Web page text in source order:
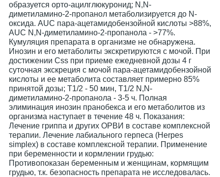
образуется орто-ацилглюкуронид; N,N-
диметиламино-2-пропанол метаболизируется до N-
оксида. AUC пара-ацетамидобензойной кислоты >88%,
AUC N,N-диметиламино-2-пропанола - >77%.
Кумуляция препарата в организме не обнаружена.
Инозин и его метаболиты экскретируются с мочой. При
достижении Css при приеме ежедневной дозы 4 г
суточная экскреция с мочой пара-ацетамидобензойной
кислоты и ее метаболита составляет примерно 85%
принятой дозы; T1/2 - 50 мин, T1/2 N,N-
диметиламино-2-пропанола - 3-5 ч. Полная
элиминация инозин пранобекса и его метаболитов из
организма наступает в течение 48 ч. Показания:
Лечение гриппа и других ОРВИ в составе комплексной
терапии. Лечение лабиального герпеса (Herpes
simplex) в составе комплексной терапии. Применение
при беременности и кормлении грудью:
Противопоказан беременным и женщинам, кормящим
грудью, т.к. безопасность препарата не исследовалась.